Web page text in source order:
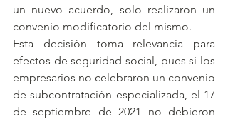
un nuevo acuerdo, solo realizaron un
convenio modificatorio del mismo.
Esta decisión toma relevancia para
efectos de seguridad social, pues si los
empresarios no celebraron un convenio
de subcontratación especializada, el 17
de septiembre de 2021 no debieron